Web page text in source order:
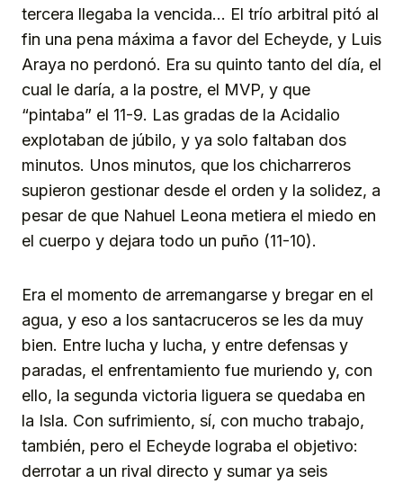
tercera llegaba la vencida… El trío arbitral pitó al
fin una pena máxima a favor del Echeyde, y Luis
Araya no perdonó. Era su quinto tanto del día, el
cual le daría, a la postre, el MVP, y que
“pintaba” el 11-9. Las gradas de la Acidalio
explotaban de júbilo, y ya solo faltaban dos
minutos. Unos minutos, que los chicharreros
supieron gestionar desde el orden y la solidez, a
pesar de que Nahuel Leona metiera el miedo en
el cuerpo y dejara todo un puño (11-10).
Era el momento de arremangarse y bregar en el
agua, y eso a los santacruceros se les da muy
bien. Entre lucha y lucha, y entre defensas y
paradas, el enfrentamiento fue muriendo y, con
ello, la segunda victoria liguera se quedaba en
la Isla. Con sufrimiento, sí, con mucho trabajo,
también, pero el Echeyde lograba el objetivo:
derrotar a un rival directo y sumar ya seis